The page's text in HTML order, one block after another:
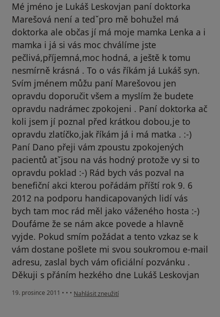
Mé jméno je Lukáš Leskovjan paní doktorka
Marešová není a tedˇpro mě bohužel má
doktorka ale občas jí má moje mamka Lenka a i
mamka i já si vás moc chválíme jste
pečlivá,příjemná,moc hodná, a ještě k tomu
nesmírně krásná . To o vás říkám já Lukáš syn.
Svím jménem můžu paní Marešovou jen
opravdu doporučit všem a myslím že budete
opravdu nadrámec zpokojeni . Paní doktorka ač
koli jsem jí poznal před krátkou dobou,je to
opravdu zlatíčko,jak říkám já i má matka . :-)
Paní Dano přeji vám zpoustu zpokojených
pacientů atˇjsou na vás hodný protože vy si to
opravdu poklad :-) Rád bych vás pozval na
benefiční akci kterou pořádám příští rok 9. 6
2012 na podporu handicapovaných lidí vás
bych tam moc rád měl jako váženého hosta :-)
Doufáme že se nám akce povede a hlavně
vyjde. Pokud smím požádat a tento vzkaz se k
vám dostane pošlete mi svou soukromou e-mail
adresu, zaslal bych vám oficiální pozvánku .
Děkuji s přáním hezkého dne Lukáš Leskovjan
19. prosince 2011 • • • podle názoru uživatele Pacient
Nahlásit zneužití